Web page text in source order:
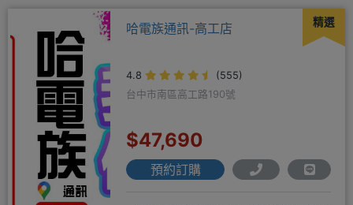
精選
哈電族通訊-高工店
4.8
(555)
台中市南區高工路190號
$47,690
預約訂購